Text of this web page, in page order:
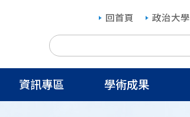
回首頁 政治大學
資訊專區 學術成果